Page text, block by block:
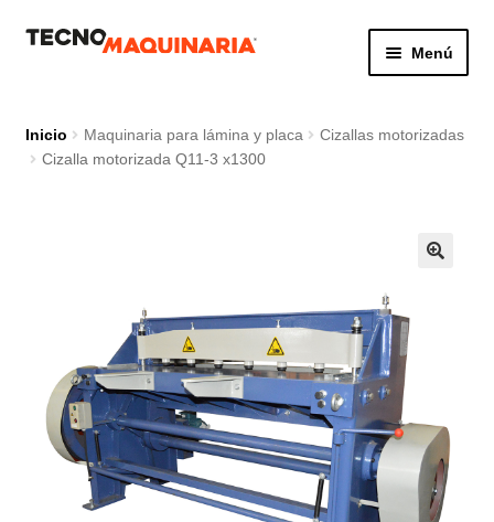
IrIr
Menú
Contacto
Inicio Maquinaria para lámina y placa
Cizallas motorizadas
Cizalla motorizada Q11-3 x1300